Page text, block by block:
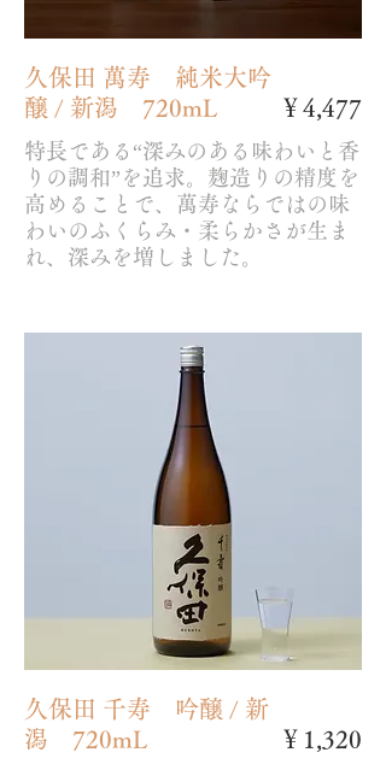
久保田 萬寿 純米大吟
醸 / 新潟 720mL
特長である“深みのある味わいと香
りの調和”を追求。麹造りの精度を
高めることで、萬寿ならではの味
わいのふくらみ・柔らかさが生ま
れ、深みを増しました。
￥4,477
久保田 千寿 吟醸 / 新
潟 720mL
￥1,320